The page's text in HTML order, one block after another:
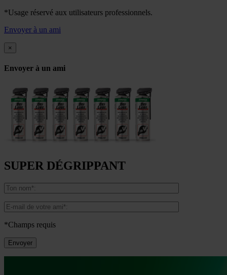
*Usage réservé aux utilisateurs professionnels.
Envoyer à un ami
×
Envoyer à un ami
SUPER DÉGRIPPANT
*Champs requis